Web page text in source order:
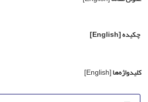
چکیده[English]
کلیدواژه‌ها[English]